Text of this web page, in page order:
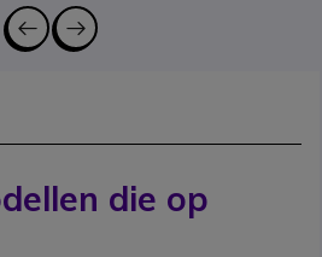
die op